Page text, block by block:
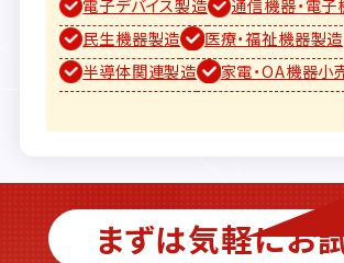
電子デバイス製造
通信機器・電
民生機器製造
医療・福祉機器製造
半導体関連製造
家電・OA機器小
まずは気軽にお